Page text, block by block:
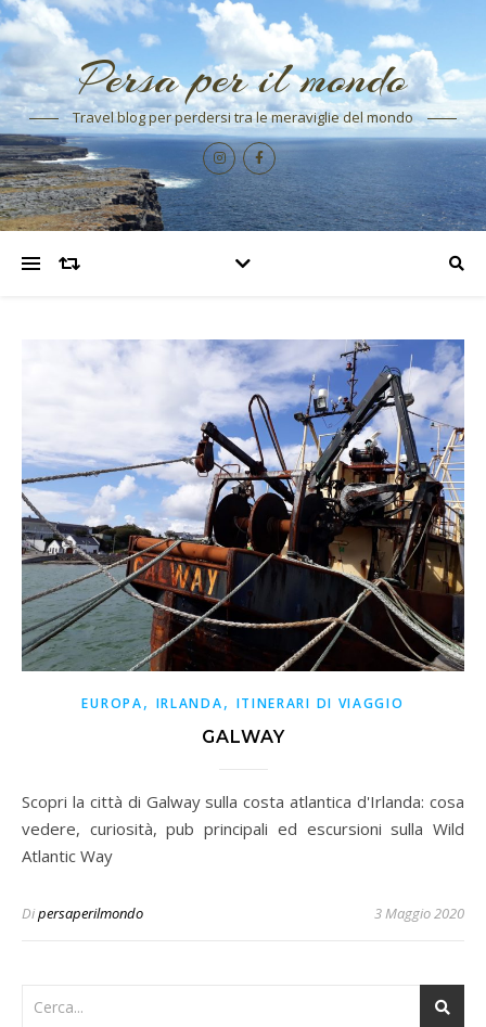
Persa per il mondo
Travel blog per perdersi tra le meraviglie del mondo
EUROPA, IRLANDA, ITINERARI DI VIAGGIO
GALWAY
Scopri la città di Galway sulla costa atlantica d'Irlanda: cosa
vedere, curiosità, pub principali ed escursioni sulla Wild
Atlantic Way
Dipersaperilmondo 3 Maggio 2020